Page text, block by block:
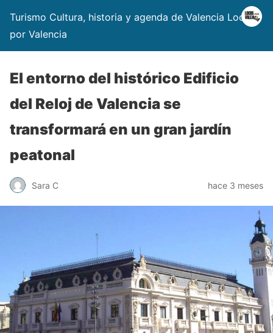
Turismo Cultura, historia y agenda de Valencia Locos
por Valencia
El entorno del histórico Edificio
del Reloj de Valencia se
transformará en un gran jardín
peatonal
Sara C hace 3 meses